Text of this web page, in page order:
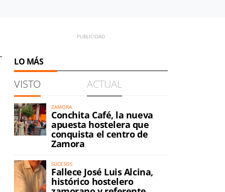
LO MÁS
VISTO ACTUAL
ZAMORA
Conchita Café, la nueva
apuesta hostelera que
conquista el centro de
Zamora
SUCESOS
Fallece José Luis Alcina,
histórico hostelero